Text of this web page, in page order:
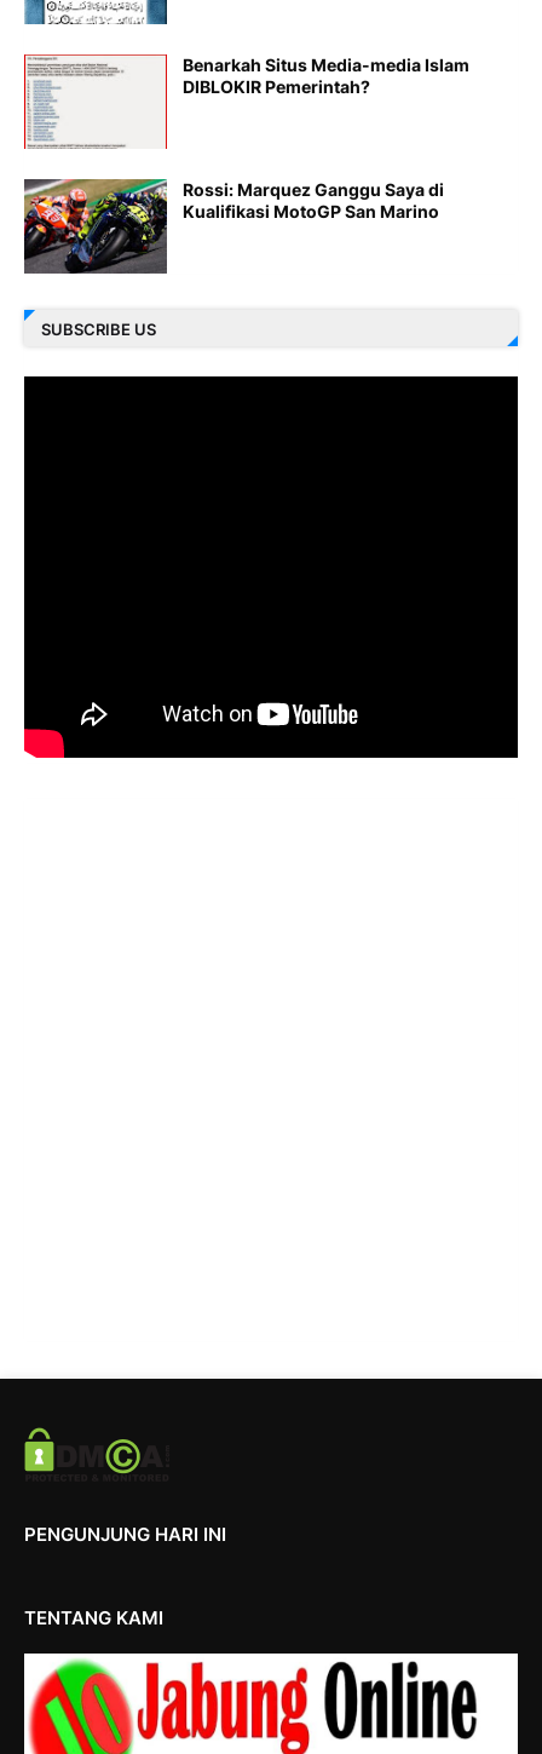
Benarkah Situs Media-media Islam
DIBLOKIR Pemerintah?
Rossi: Marquez Ganggu Saya di
Kualifikasi MotoGP San Marino
SUBSCRIBE US
PENGUNJUNG HARI INI
TENTANG KAMI